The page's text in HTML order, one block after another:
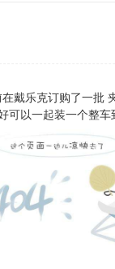
戴乐克订购了一批
可以一起装一个整